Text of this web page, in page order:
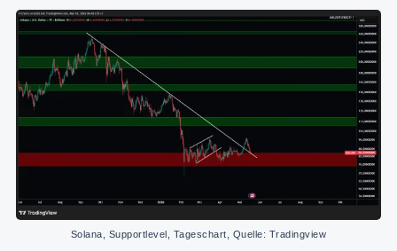
Solana, Supportlevel, Tageschart, Quelle: Tradingview